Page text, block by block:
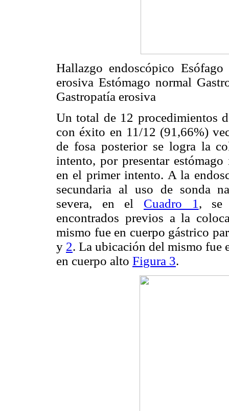
Hallazgo endoscópico
erosiva Estómago normal
Gastropatía erosiva
Un total de 12 procedimientos
con éxito en 11/12 (91,66%)
de fosa posterior se logra la
intento, por presentar
en el primer intento. A la
secundaria al uso de sonda
severa, en el Cuadro 1, se
encontrados previos a la
mismo fue en cuerpo gástrico
y 2. La ubicación del mismo fue
en cuerpo alto Figura 3.